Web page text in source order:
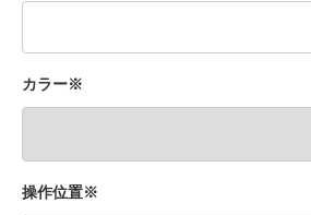
カラー※
操作位置※